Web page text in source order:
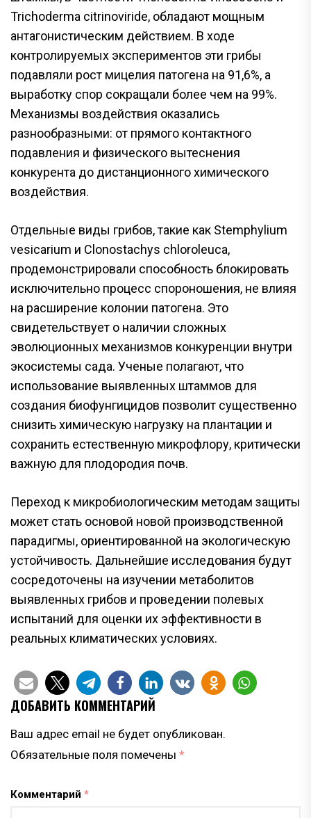
Trichoderma citrinoviride, обладают мощным
антагонистическим действием. В ходе
контролируемых экспериментов эти грибы
подавляли рост мицелия патогена на 91,6%, а
выработку спор сокращали более чем на 99%.
Механизмы воздействия оказались
разнообразными: от прямого контактного
подавления и физического вытеснения
конкурента до дистанционного химического
воздействия.
Отдельные виды грибов, такие как Stemphylium
vesicarium и Clonostachys chloroleuca,
продемонстрировали способность блокировать
исключительно процесс спороношения, не влияя
на расширение колонии патогена. Это
свидетельствует о наличии сложных
эволюционных механизмов конкуренции внутри
экосистемы сада. Ученые полагают, что
использование выявленных штаммов для
создания биофунгицидов позволит существенно
снизить химическую нагрузку на плантации и
сохранить естественную микрофлору, критически
важную для плодородия почв.
Переход к микробиологическим методам защиты
может стать основой новой производственной
парадигмы, ориентированной на экологическую
устойчивость. Дальнейшие исследования будут
сосредоточены на изучении метаболитов
выявленных грибов и проведении полевых
испытаний для оценки их эффективности в
реальных климатических условиях.
ДОБАВИТЬ КОММЕНТАРИЙ
Ваш адрес email не будет опубликован.
Обязательные поля помечены *
Комментарий *